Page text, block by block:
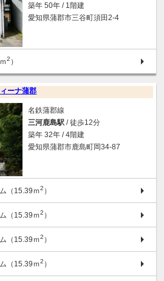
築年 50年 / 1階建
愛知県蒲郡市三谷町須田2-4
2 ）
ーナ蒲郡
名鉄蒲郡線
三河鹿島駅 / 徒歩12分
築年 32年 / 4階建
愛知県蒲郡市鹿島町岡34-87
（15.39ｍ2 ）
（15.39ｍ2 ）
（15.39ｍ2 ）
（15.39ｍ2 ）